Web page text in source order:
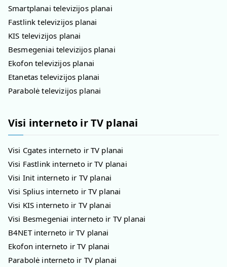
Smartplanai televizijos planai
Fastlink televizijos planai
KIS televizijos planai
Besmegeniai televizijos planai
Ekofon televizijos planai
Etanetas televizijos planai
Parabolė televizijos planai
Visi interneto ir TV planai
Visi Cgates interneto ir TV planai
Visi Fastlink interneto ir TV planai
Visi Init interneto ir TV planai
Visi Splius interneto ir TV planai
Visi KIS interneto ir TV planai
Visi Besmegeniai interneto ir TV planai
B4NET interneto ir TV planai
Ekofon interneto ir TV planai
Parabolė interneto ir TV planai